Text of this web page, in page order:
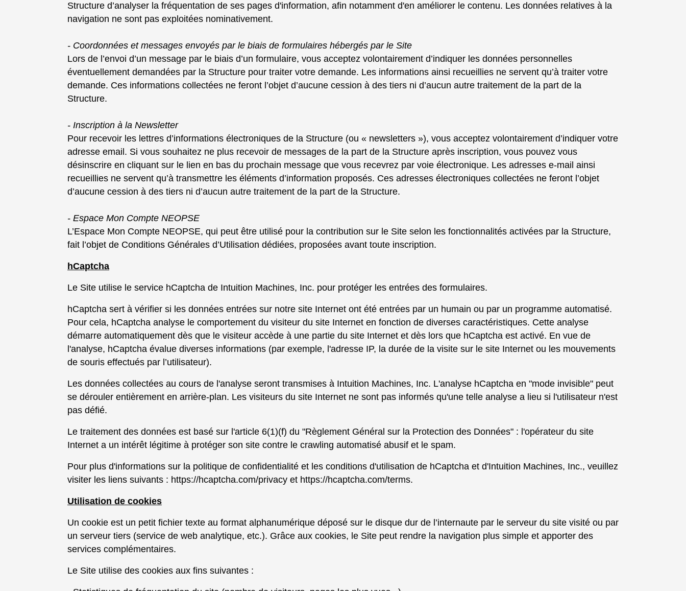
Structure d’analyser la fréquentation de ses pages d'information, afin notamment d'en améliorer le contenu. Les données relatives à la
navigation ne sont pas exploitées nominativement.
- Coordonnées et messages envoyés par le biais de formulaires hébergés par le Site
Lors de l’envoi d’un message par le biais d’un formulaire, vous acceptez volontairement d’indiquer les données personnelles
éventuellement demandées par la Structure pour traiter votre demande. Les informations ainsi recueillies ne servent qu’à traiter votre
demande. Ces informations collectées ne feront l’objet d’aucune cession à des tiers ni d’aucun autre traitement de la part de la
Structure.
- Inscription à la Newsletter
Pour recevoir les lettres d’informations électroniques de la Structure (ou « newsletters »), vous acceptez volontairement d’indiquer votre
adresse email. Si vous souhaitez ne plus recevoir de messages de la part de la Structure après inscription, vous pouvez vous
désinscrire en cliquant sur le lien en bas du prochain message que vous recevrez par voie électronique. Les adresses e-mail ainsi
recueillies ne servent qu’à transmettre les éléments d’information proposés. Ces adresses électroniques collectées ne feront l’objet
d’aucune cession à des tiers ni d’aucun autre traitement de la part de la Structure.
- Espace Mon Compte NEOPSE
L’Espace Mon Compte NEOPSE, qui peut être utilisé pour la contribution sur le Site selon les fonctionnalités activées par la Structure,
fait l’objet de Conditions Générales d’Utilisation dédiées, proposées avant toute inscription.
hCaptcha
Le Site utilise le service hCaptcha de Intuition Machines, Inc. pour protéger les entrées des formulaires.
hCaptcha sert à vérifier si les données entrées sur notre site Internet ont été entrées par un humain ou par un programme automatisé.
Pour cela, hCaptcha analyse le comportement du visiteur du site Internet en fonction de diverses caractéristiques. Cette analyse
démarre automatiquement dès que le visiteur accède à une partie du site Internet et dès lors que hCaptcha est activé. En vue de
l'analyse, hCaptcha évalue diverses informations (par exemple, l'adresse IP, la durée de la visite sur le site Internet ou les mouvements
de souris effectués par l’utilisateur).
Les données collectées au cours de l'analyse seront transmises à Intuition Machines, Inc. L'analyse hCaptcha en "mode invisible" peut
se dérouler entièrement en arrière-plan. Les visiteurs du site Internet ne sont pas informés qu'une telle analyse a lieu si l'utilisateur n'est
pas défié.
Le traitement des données est basé sur l'article 6(1)(f) du "Règlement Général sur la Protection des Données" : l'opérateur du site
Internet a un intérêt légitime à protéger son site contre le crawling automatisé abusif et le spam.
Pour plus d'informations sur la politique de confidentialité et les conditions d'utilisation de hCaptcha et d'Intuition Machines, Inc., veuillez
visiter les liens suivants : https://hcaptcha.com/privacy et https://hcaptcha.com/terms.
Utilisation de cookies
Un cookie est un petit fichier texte au format alphanumérique déposé sur le disque dur de l’internaute par le serveur du site visité ou par
un serveur tiers (service de web analytique, etc.). Grâce aux cookies, le Site peut rendre la navigation plus simple et apporter des
services complémentaires.
Le Site utilise des cookies aux fins suivantes :